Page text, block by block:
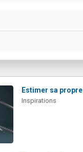
Estimer sa
Inspirations